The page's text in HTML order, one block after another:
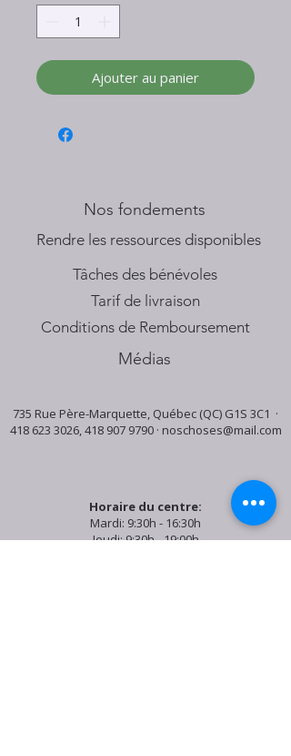
Ajouter au panier
Nos fondements
​Rendre les ressources disponibles
Tâches des bénévoles
Tarif de livraison
Conditions de Remboursement
Médias
735 Rue Père-Marquette, Québec (QC) G1S 3C1 ·
418 623 3026,418 907 9790· noschoses@mail.com
Horaire du centre:
Mardi: 9:30h - 16:30h
Jeudi: 9:30h - 19:00h